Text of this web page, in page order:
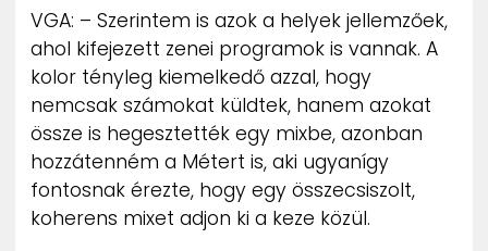
VGA: – Szerintem is azok a helyek jellemzőek,
ahol kifejezett zenei programok is vannak. A
kolor tényleg kiemelkedő azzal, hogy
nemcsak számokat küldtek, hanem azokat
össze is hegesztették egy mixbe, azonban
hozzátenném a Métert is, aki ugyanígy
fontosnak érezte, hogy egy összecsiszolt,
koherens mixet adjon ki a keze közül.